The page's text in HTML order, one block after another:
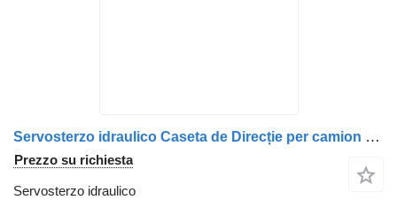
Servosterzo idraulico Caseta de Direcție per camion Scania 8098955361 8098-39103-00
Prezzo su richiesta
Servosterzo idraulico